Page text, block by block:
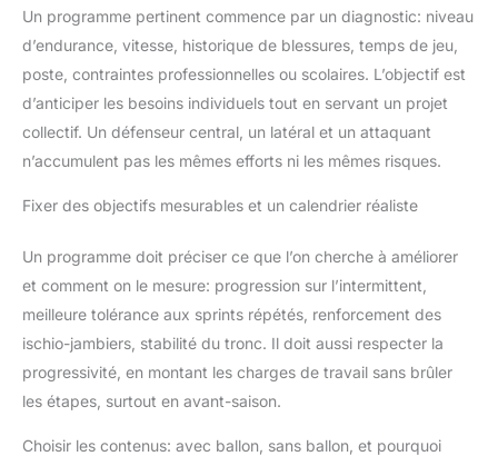
Un programme pertinent commence par un diagnostic: niveau
d’endurance, vitesse, historique de blessures, temps de jeu,
poste, contraintes professionnelles ou scolaires. L’objectif est
d’anticiper les besoins individuels tout en servant un projet
collectif. Un défenseur central, un latéral et un attaquant
n’accumulent pas les mêmes efforts ni les mêmes risques.
Fixer des objectifs mesurables et un calendrier réaliste
Un programme doit préciser ce que l’on cherche à améliorer
et comment on le mesure: progression sur l’intermittent,
meilleure tolérance aux sprints répétés, renforcement des
ischio-jambiers, stabilité du tronc. Il doit aussi respecter la
progressivité, en montant les charges de travail sans brûler
les étapes, surtout en avant-saison.
Choisir les contenus: avec ballon, sans ballon, et pourquoi